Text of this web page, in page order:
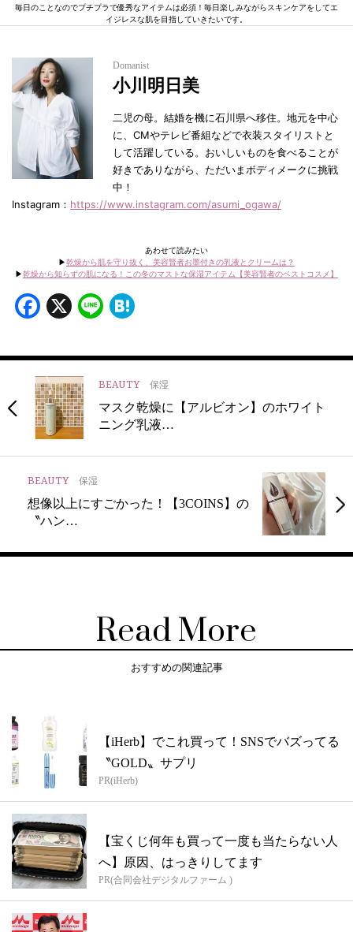
毎日のことなのでプチプラで優秀なアイテムは必須！毎日楽しみながらスキンケアをしてエ
イジレスな肌を目指していきたいです。
Domanist
小川明日美
二児の母。結婚を機に石川県へ移住。地元を中心
に、CMやテレビ番組などで衣装スタイリストと
して活躍している。おいしいものを食べることが
好きでありながら、ただいまボディメークに挑戦
中！
Instagram： https://www.instagram.com/asumi_ogawa/
あわせて読みたい
▶︎乾燥から肌を守り抜く、美容賢者お墨付きの乳液とクリームは？
▶︎乾燥から知らずの肌になる！この冬のマストな保湿アイテム【美容賢者のベストコスメ】
Facebook
X Line
BEAUTY 保湿
マスク乾燥に【アルビオン】のホワイト
ニング乳液…
BEAUTY 保湿
想像以上にすごかった！【3COINS】の
〝ハン…
Read More
おすすめの関連記事
【iHerb】でこれ買って！SNSでバズってる
〝GOLD〟サプリ
PR(iHerb)
【宝くじ何年も買って一度も当たらない人
へ】原因、はっきりしてます
PR(合同会社デジタルファーム )